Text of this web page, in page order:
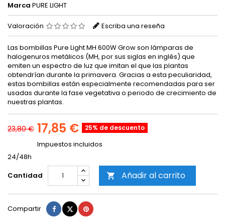
Marca PURE LIGHT
Valoración Escriba una reseña
Las bombillas Pure Light MH 600W Grow son lámparas de
halogenuros metálicos (MH, por sus siglas en inglés) que
emiten un espectro de luz que imitan el que las plantas
obtendrían durante la primavera. Gracias a esta peculiaridad,
estas bombillas están especialmente recomendadas para ser
usadas durante la fase vegetativa o periodo de crecimiento de
nuestras plantas.
23,80 € 17,85 € 25% de descuento
Impuestos incluidos
24/48h
Cantidad
 Añadir al carrito
Compartir Compartir
TuitearPinterest